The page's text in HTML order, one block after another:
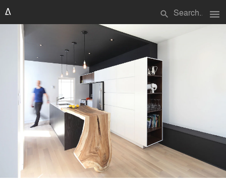
search menu